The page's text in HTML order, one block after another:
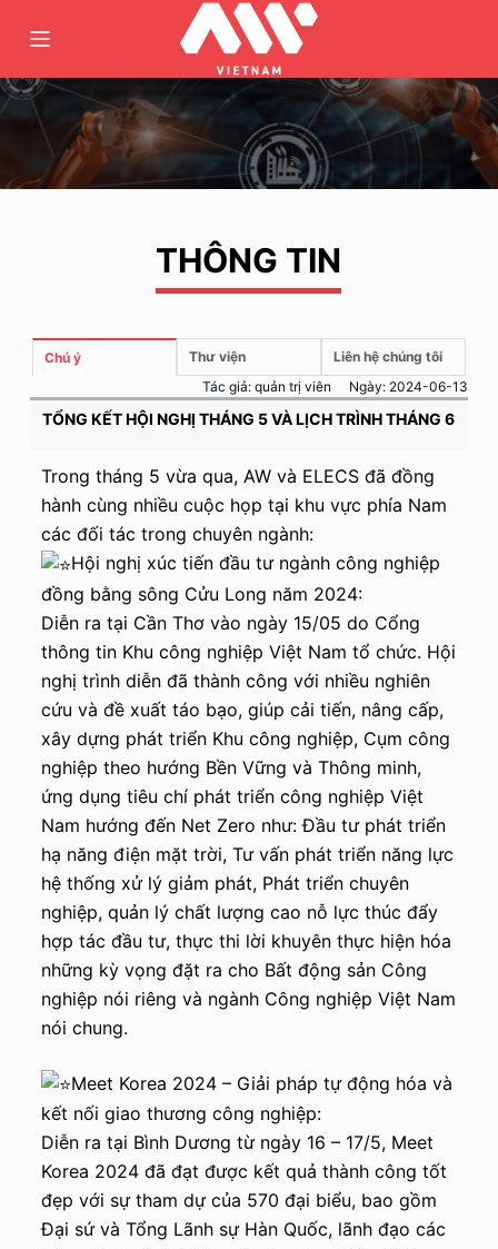
C
u
n
THÔNG TIN
Chú ý Thư viện
Liên hệ chúng tôi
Tác giả:quản trị viên Ngày: 2024-06-13
TỔNG KẾT HỘI NGHỊ THÁNG 5 VÀ LỊCH TRÌNH THÁNG 6
Trong tháng 5 vừa qua, AW và ELECS đã đồng
hành cùng nhiều cuộc họp tại khu vực phía Nam
các đối tác trong chuyên ngành:
Hội nghị xúc tiến đầu tư ngành công nghiệp
đồng bằng sông Cửu Long năm 2024:
Diễn ra tại Cần Thơ vào ngày 15/05 do Cổng
thông tin Khu công nghiệp Việt Nam tổ chức. Hội
nghị trình diễn đã thành công với nhiều nghiên
cứu và đề xuất táo bạo, giúp cải tiến, nâng cấp,
xây dựng phát triển Khu công nghiệp, Cụm công
nghiệp theo hướng Bền Vững và Thông minh,
ứng dụng tiêu chí phát triển công nghiệp Việt
Nam hướng đến Net Zero như: Đầu tư phát triển
hạ năng điện mặt trời, Tư vấn phát triển năng lực
hệ thống xử lý giảm phát, Phát triển chuyên
nghiệp, quản lý chất lượng cao nỗ lực thúc đẩy
hợp tác đầu tư, thực thi lời khuyên thực hiện hóa
những kỳ vọng đặt ra cho Bất động sản Công
nghiệp nói riêng và ngành Công nghiệp Việt Nam
nói chung.
Meet Korea 2024 – Giải pháp tự động hóa và
kết nối giao thương công nghiệp:
Diễn ra tại Bình Dương từ ngày 16 – 17/5, Meet
Korea 2024 đã đạt được kết quả thành công tốt
đẹp với sự tham dự của 570 đại biểu, bao gồm
Đại sứ và Tổng Lãnh sự Hàn Quốc, lãnh đạo các